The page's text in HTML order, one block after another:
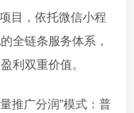
目，依托微信小程
全链条服务体系，
利双重价值。
推广分润”模式：普